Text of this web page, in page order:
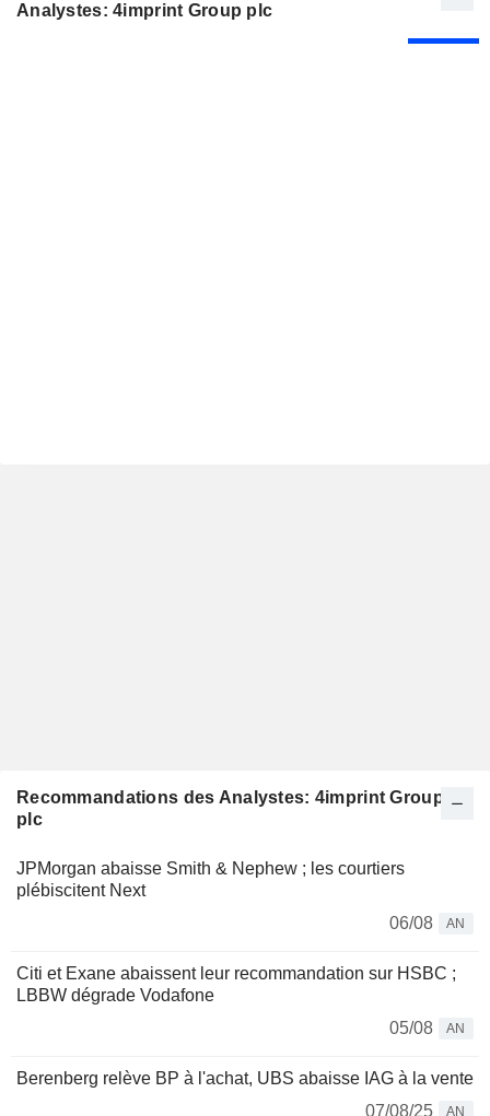
Analystes: 4imprint Group plc
Recommandations des Analystes: 4imprint Group
plc
JPMorgan abaisse Smith & Nephew ; les courtiers
plébiscitent Next
06/08
AN
Citi et Exane abaissent leur recommandation sur HSBC ;
LBBW dégrade Vodafone
05/08
AN
Berenberg relève BP à l'achat, UBS abaisse IAG à la vente
07/08/25
AN